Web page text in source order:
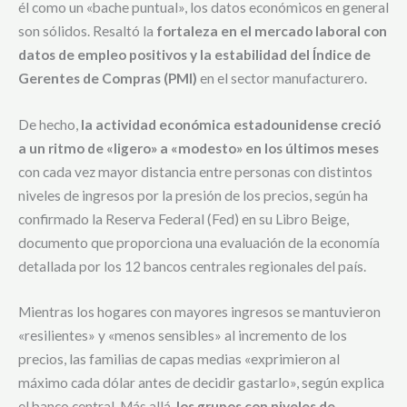
él como un «bache puntual», los datos económicos en general
son sólidos. Resaltó la fortaleza en el mercado laboral con
datos de empleo positivos y la estabilidad del Índice de
Gerentes de Compras (PMI) en el sector manufacturero.
De hecho, la actividad económica estadounidense creció
a un ritmo de «ligero» a «modesto» en los últimos meses
con cada vez mayor distancia entre personas con distintos
niveles de ingresos por la presión de los precios, según ha
confirmado la Reserva Federal (Fed) en su Libro Beige,
documento que proporciona una evaluación de la economía
detallada por los 12 bancos centrales regionales del país.
Mientras los hogares con mayores ingresos se mantuvieron
«resilientes» y «menos sensibles» al incremento de los
precios, las familias de capas medias «exprimieron al
máximo cada dólar antes de decidir gastarlo», según explica